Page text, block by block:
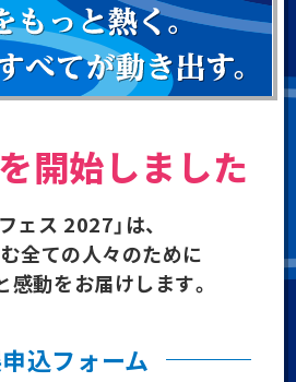
開始しました
ェス 2027」は、
全ての人々のために
感動をお届けします。
込フォーム